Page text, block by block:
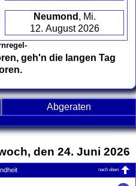
Neumond , Mi.
12. August 2026
geh'n die langen Tag
Abgeraten
den 24. Juni 2026
nach oben